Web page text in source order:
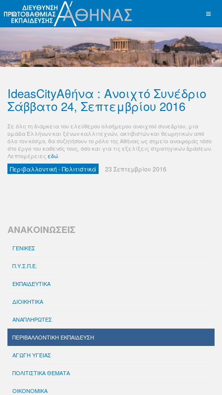
IdeasCityΑθήνα : Ανοιχτό Συνέδριο
Σάββατο 24, Σεπτεμβρίου 2016
Σε όλη τη διάρκεια του ελεύθερου ολοήμερου ανοιχτού συνεδρίου, μια
ομάδα Ελλήνων και ξένων καλλιτεχνών, ακτιβιστών και θεωρητικών από
όλο τον κόσμο, θα συζητήσουν το ρόλο της Αθήνας ως σημείο αναφοράς τόσο
στο έργο του καθενός τους, όσο και για τις εξελίξεις στρατηγικών δράσεων.
Λεπτομέρειες εδώ
Περιβαλλοντική - Πολιτιστικά 23 Σεπτεμβρίου 2016
ΑΝΑΚΟΙΝΩΣΕΙΣ
ΓΕΝΙΚΕΣ
Π.Υ.Σ.Π.Ε.
ΕΚΠΑΙΔΕΥΤΙΚΑ
ΔΙΟΙΚΗΤΙΚΑ
ΑΝΑΠΛΗΡΩΤΕΣ
ΠΕΡΙΒΑΛΛΟΝΤΙΚΗ ΕΚΠΑΙΔΕΥΣΗ
ΑΓΩΓΗ ΥΓΕΙΑΣ
ΠΟΛΙΤΙΣΤΙΚΑ ΘΕΜΑΤΑ
ΟΙΚΟΝΟΜΙΚΑ